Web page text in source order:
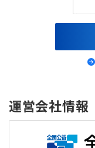
運営会社情報